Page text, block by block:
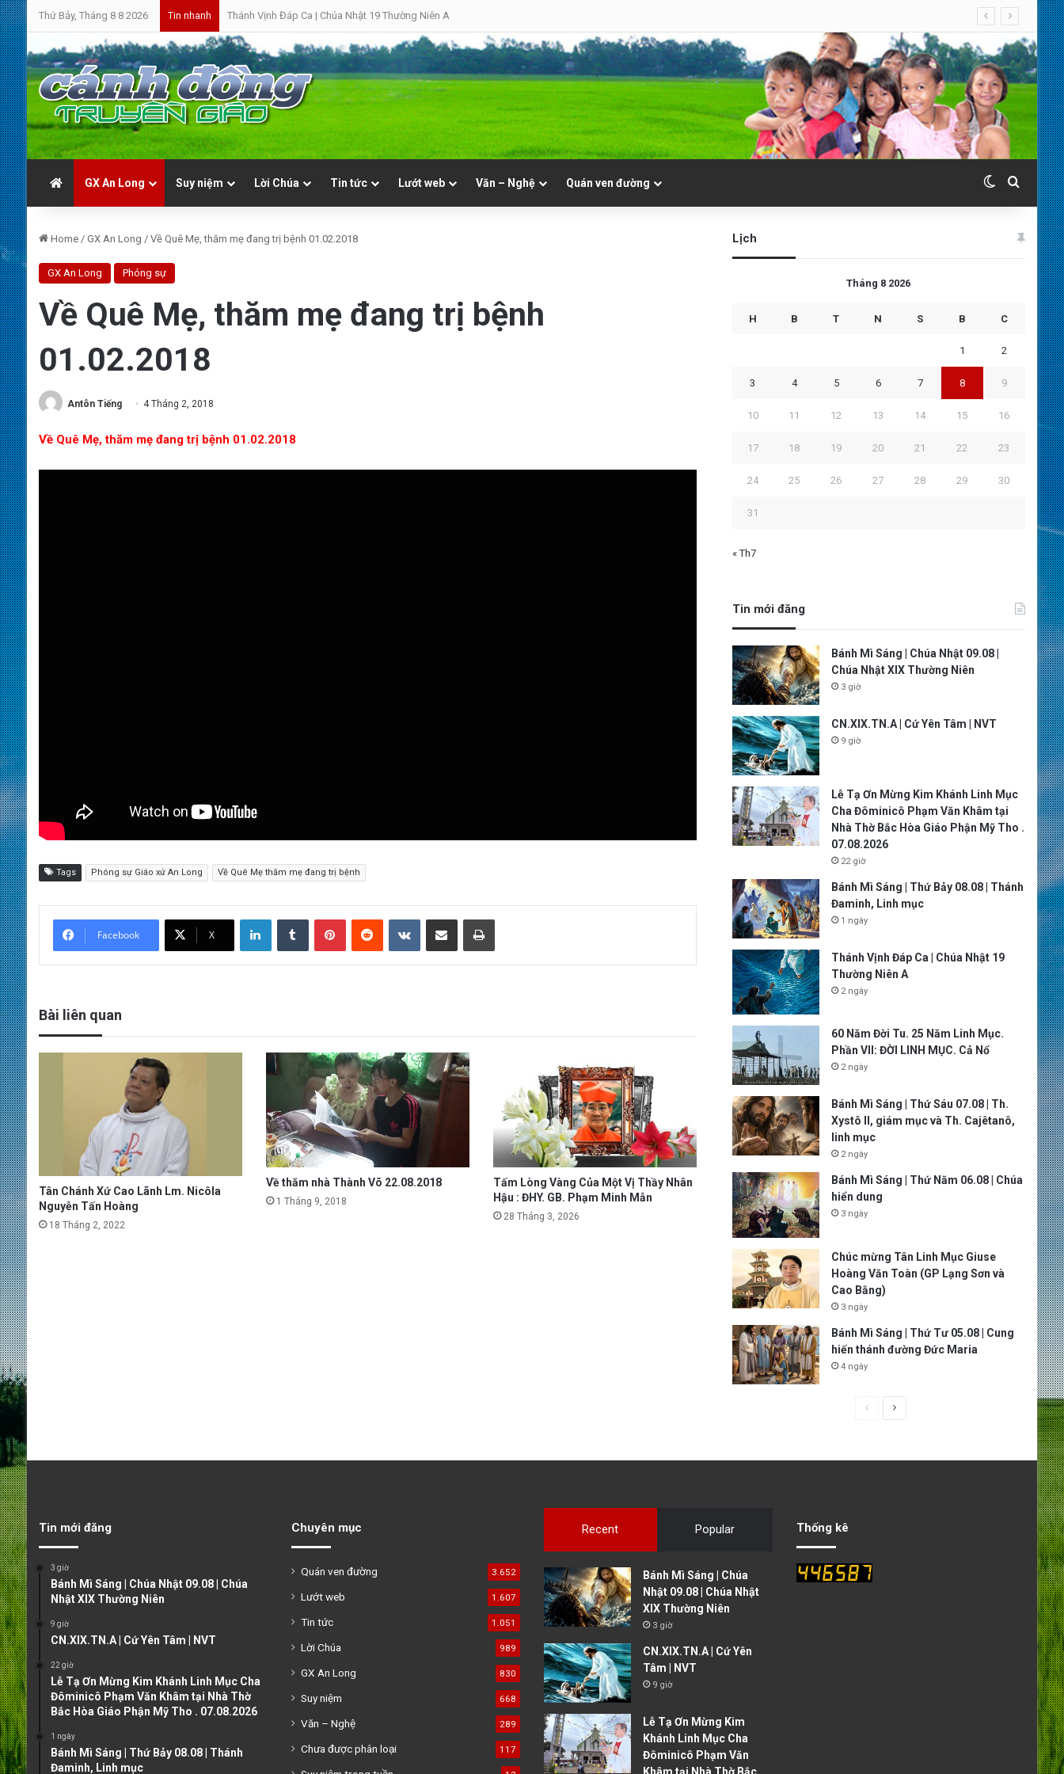
Thứ Bảy, Tháng 8 8 2026 Tin nhanh Thánh Vịnh Đáp Ca | Chúa Nhật 19 Thường Niên A
GX An Long Suy niệm Lời Chúa Tin tức Lướt web Văn – Nghệ Quán ven đường Switch skin
Search
Home / GX An Long / Về Quê Mẹ, thăm mẹ đang trị bệnh 01.02.2018
GX An Long Phóng sự
Về Quê Mẹ, thăm mẹ đang trị bệnh
01.02.2018
Antôn Tiếng 4 Tháng 2, 2018
Về Quê Mẹ, thăm mẹ đang trị bệnh 01.02.2018
Tags Phóng sự Giáo xứ An Long Về Quê Mẹ thăm mẹ đang trị bệnh
Facebook X
LinkedIn Tumblr Pinterest Reddit VKontakte Share via Email Print
Bài liên quan
Tân Chánh Xứ Cao Lãnh Lm. Nicôla
Nguyễn Tấn Hoàng
18 Tháng 2, 2022
Về thăm nhà Thành Võ 22.08.2018
1 Tháng 9, 2018
Tấm Lòng Vàng Của Một Vị Thầy Nhân
Hậu : ĐHY. GB. Phạm Minh Mẫn
28 Tháng 3, 2026
Lịch
Tháng 8 2026
H B T N S B C
1 2
3 4 5 6 7 8 9
10 11 12 13 14 15 16
17 18 19 20 21 22 23
24 25 26 27 28 29 30
31
« Th7
Tin mới đăng
Bánh Mì Sáng | Chúa Nhật 09.08 |
Chúa Nhật XIX Thường Niên
3 giờ
CN.XIX.TN.A | Cứ Yên Tâm | NVT
9 giờ
Lễ Tạ Ơn Mừng Kim Khánh Linh Mục
Cha Đôminicô Phạm Văn Khâm tại
Nhà Thờ Bắc Hòa Giáo Phận Mỹ Tho .
07.08.2026
22 giờ
Bánh Mì Sáng | Thứ Bảy 08.08 | Thánh
Đaminh, Linh mục
1 ngày
Thánh Vịnh Đáp Ca | Chúa Nhật 19
Thường Niên A
2 ngày
60 Năm Đời Tu. 25 Năm Linh Mục.
Phần VII: ĐỜI LINH MỤC. Cả Nổ
2 ngày
Bánh Mì Sáng | Thứ Sáu 07.08 | Th.
Xystô II, giám mục và Th. Cajêtanô,
linh mục
2 ngày
Bánh Mì Sáng | Thứ Năm 06.08 | Chúa
hiển dung
3 ngày
Chúc mừng Tân Linh Mục Giuse
Hoàng Văn Toàn (GP Lạng Sơn và
Cao Bằng)
3 ngày
Bánh Mì Sáng | Thứ Tư 05.08 | Cung
hiến thánh đường Đức Maria
4 ngày
s
p
Tin mới đăng
3 giờ
Bánh Mì Sáng | Chúa Nhật 09.08 | Chúa
Nhật XIX Thường Niên
9 giờ
CN.XIX.TN.A | Cứ Yên Tâm | NVT
22 giờ
Lễ Tạ Ơn Mừng Kim Khánh Linh Mục Cha
Đôminicô Phạm Văn Khâm tại Nhà Thờ
Bắc Hòa Giáo Phận Mỹ Tho . 07.08.2026
1 ngày
Bánh Mì Sáng | Thứ Bảy 08.08 | Thánh
Đaminh, Linh mục
Chuyên mục
Quán ven đường 3.652
Lướt web 1.607
Tin tức 1.051
Lời Chúa 989
GX An Long 830
Suy niệm 668
Văn – Nghệ 289
Chưa được phân loại 117
Recent Popular
Bánh Mì Sáng | Chúa
Nhật 09.08 | Chúa Nhật
XIX Thường Niên
3 giờ
CN.XIX.TN.A | Cứ Yên
Tâm | NVT
9 giờ
Lễ Tạ Ơn Mừng Kim
Khánh Linh Mục Cha
Đôminicô Phạm Văn
Khâm tại Nhà Thờ Bắc
Thống kê